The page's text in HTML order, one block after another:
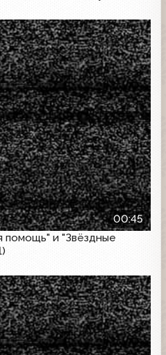
00:45
помощь" и "Звёздные